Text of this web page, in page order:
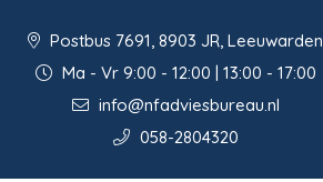
Postbus 7691, 8903 JR, Leeuwarden
Ma - Vr 9:00 - 12:00 | 13:00 - 17:00
info@nfadviesbureau.nl
058-2804320